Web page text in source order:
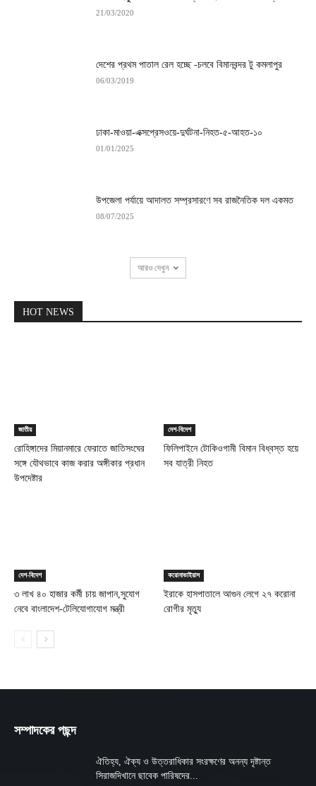
21/03/2020
দেশের প্রথম পাতাল রেল হচ্ছে -চলবে বিমানবন্দর টু কমলাপুর
06/03/2019
ঢাকা-মাওয়া-এক্সপ্রেসওয়ে-দুর্ঘটনা-নিহত-৫-আহত-১০
01/01/2025
উপজেলা পর্যায়ে আদালত সম্প্রসারণে সব রাজনৈতিক দল একমত
08/07/2025
আরও দেখুন
HOT NEWS
জাতীয়
রোহিঙ্গাদের মিয়ানমারে ফেরাতে জাতিসংঘের
সঙ্গে যৌথভাবে কাজ করার অঙ্গীকার প্রধান
উপদেষ্টার
দেশ-বিদেশ
ফিলিপাইনে টোকিওগামী বিমান বিধ্বস্ত হয়ে
সব যাত্রী নিহত
দেশ-বিদেশ
৩ লাখ ৪০ হাজার কর্মী চায় জাপান,সুযোগ
নেবে বাংলাদেশ-টেলিযোগাযোগ মন্ত্রী
করোনাভাইরাস
ইরাকে হাসপাতালে আগুন লেগে ২৭ করোনা
রোগীর মৃত্যু
সম্পাদকের পছন্দ
ঐতিহ্য, ঐক্য ও উত্তরাধিকার সংরক্ষণের অনন্য দৃষ্টান্ত
সিরাজদিখানে ছাবেক পারিষদের...